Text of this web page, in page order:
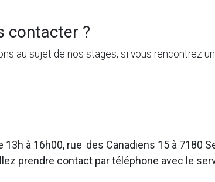
contacter ?
au sujet de nos stages, si vous rencontrez
13h à 16h00, rue des Canadiens 15 à 7180
prendre contact par téléphone avec le